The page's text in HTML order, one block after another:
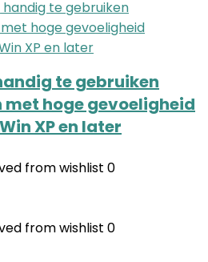
te gebruiken
hoge gevoeligheid
XP en later
from wishlist 0
from wishlist 0